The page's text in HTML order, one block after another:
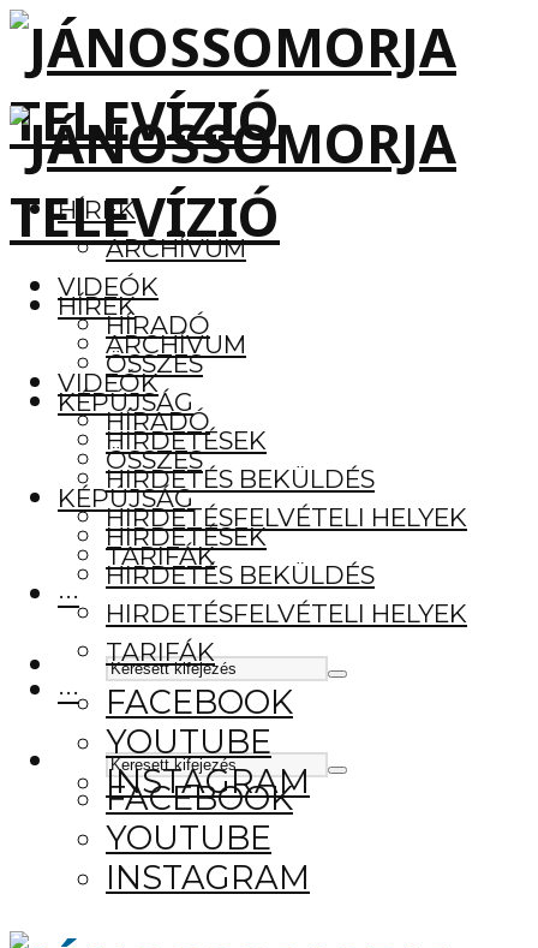
HÍREK
ARCHÍVUM
VIDEÓK
HÍRADÓ
ÖSSZES
KÉPÚJSÁG
HIRDETÉSEK
HIRDETÉS BEKÜLDÉS
HIRDETÉSFELVÉTELI HELYEK
TARIFÁK
···
FACEBOOK
YOUTUBE
INSTAGRAM
HÍREK
ARCHÍVUM
VIDEÓK
HÍRADÓ
ÖSSZES
KÉPÚJSÁG
HIRDETÉSEK
HIRDETÉS BEKÜLDÉS
HIRDETÉSFELVÉTELI HELYEK
TARIFÁK
···
FACEBOOK
YOUTUBE
INSTAGRAM